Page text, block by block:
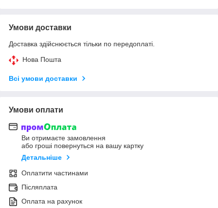
Умови доставки
Доставка здійснюється тільки по передоплаті.
Нова Пошта
Всі умови доставки
Умови оплати
Ви отримаєте замовлення
або гроші повернуться на вашу картку
Детальніше
Оплатити частинами
Післяплата
Оплата на рахунок